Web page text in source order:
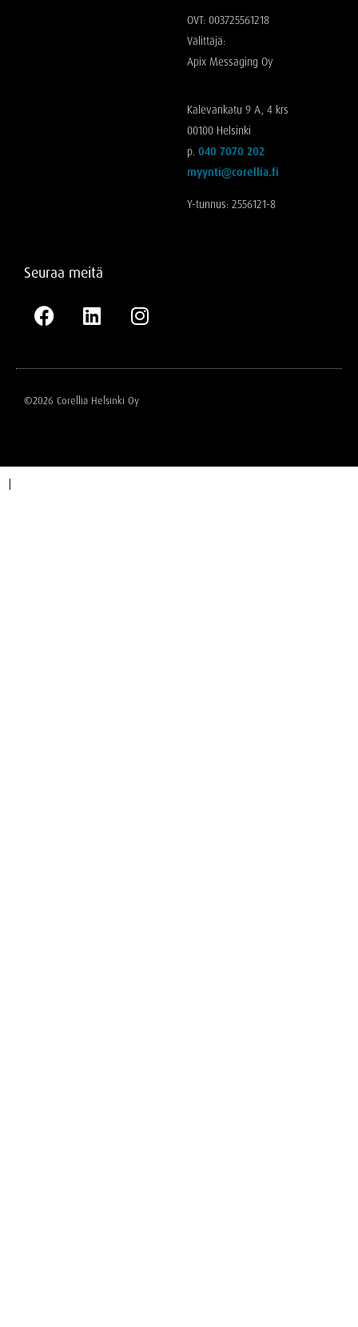
OVT: 003725561218
Välittäjä:
Apix Messaging Oy
Kalevankatu 9 A, 4 krs
00100 Helsinki
p. 040 7070 202
myynti@corellia.fi
Y-tunnus: 2556121-8
Seuraa meitä
©2026 Corellia Helsinki Oy
I